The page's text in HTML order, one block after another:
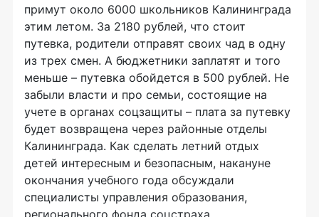
примут около 6000 школьников Калининграда
этим летом. За 2180 рублей, что стоит
путевка, родители отправят своих чад в одну
из трех смен. А бюджетники заплатят и того
меньше – путевка обойдется в 500 рублей. Не
забыли власти и про семьи, состоящие на
учете в органах соцзащиты – плата за путевку
будет возвращена через районные отделы
Калининграда. Как сделать летний отдых
детей интересным и безопасным, накануне
окончания учебного года обсуждали
специалисты управления образования,
регионального фонда соцстраха,